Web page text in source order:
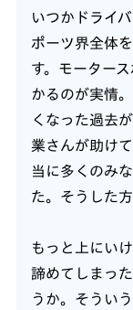
いつかドライ
ポーツ界全体
す。モーター
かるのが実情
くなった過去
業さんが助け
当に多くのみ
た。そうした
もっと上にい
諦めてしまっ
うか。そうい